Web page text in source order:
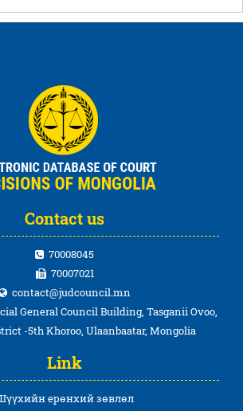
Contact us
70008045
70007021
contact@judcouncil.mn
General Council Building, Tasganii Ovoo,
-5th Khoroo, Ulaanbaatar, Mongolia
Link
ерөнхий зөвлөл